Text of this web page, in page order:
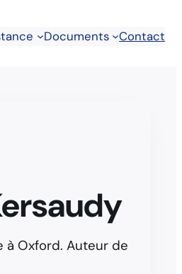
Documents Contact
à Oxford. Auteur de